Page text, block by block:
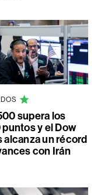
supera los
y el Dow
alcanza un récord
con Irán